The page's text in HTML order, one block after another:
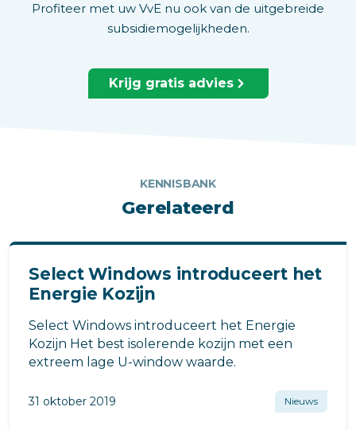
Profiteer met uw VvE nu ook van de uitgebreide
subsidiemogelijkheden.
Krijg gratis advies
KENNISBANK
Gerelateerd
Select Windows introduceert het
Energie Kozijn
Select Windows introduceert het Energie
Kozijn Het best isolerende kozijn met een
extreem lage U-window waarde.
31 oktober 2019 Nieuws